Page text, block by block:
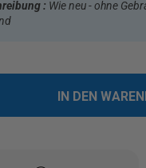
: Wie neu - ohne
IN DEN